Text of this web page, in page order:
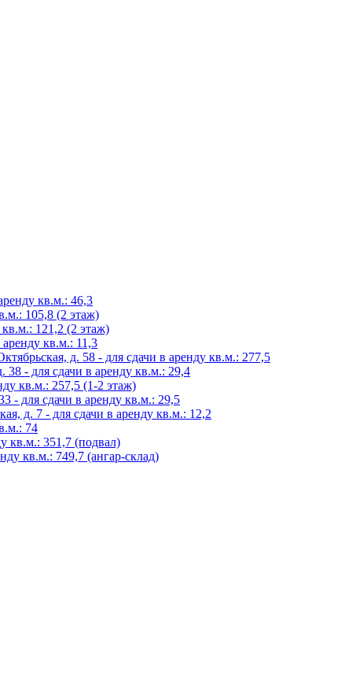
кв.м.: 46,3
105,8 (2 этаж)
кв.м.: 121,2 (2 этаж)
кв.м.: 11,3
д. 58 - для сдачи в аренду кв.м.: 277,5
- для сдачи в аренду кв.м.: 29,4
кв.м.: 257,5 (1-2 этаж)
- для сдачи в аренду кв.м.: 29,5
д. 7 - для сдачи в аренду кв.м.: 12,2
74
кв.м.: 351,7 (подвал)
кв.м.: 749,7 (ангар-склад)